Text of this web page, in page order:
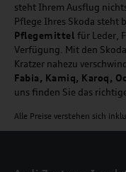
steht Ihrem Ausflug
Pflege Ihres Skoda steht
Pflegemittel für Leder,
Verfügung. Mit den Skoda
Kratzer nahezu
Fabia, Kamiq, Karoq,
uns finden Sie das
Alle Preise verstehen sich